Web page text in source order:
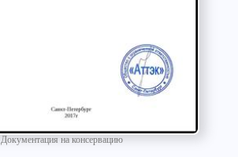
Документация на консервацию